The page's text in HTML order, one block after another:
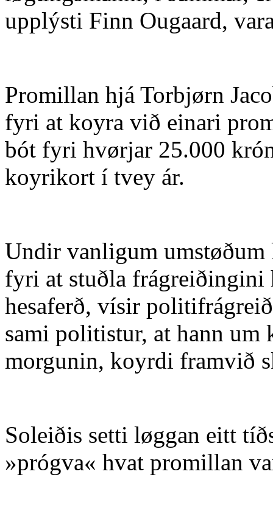
upplýsti Finn Ougaard,
Promillan hjá Torbjørn
fyri at koyra við einari
bót fyri hvørjar 25.000
koyrikort í tvey ár.
Undir vanligum
fyri at stuðla
hesaferð, vísir
sami politistur, at hann
morgunin, koyrdi framvið
Soleiðis setti løggan eitt
»prógva« hvat promillan